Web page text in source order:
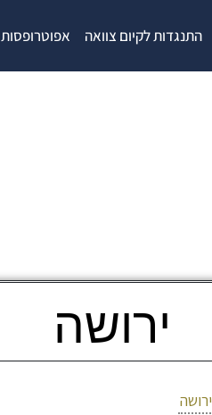
התנגדות לקיום צוואה אפוטרופסות
ירושה
ירושה